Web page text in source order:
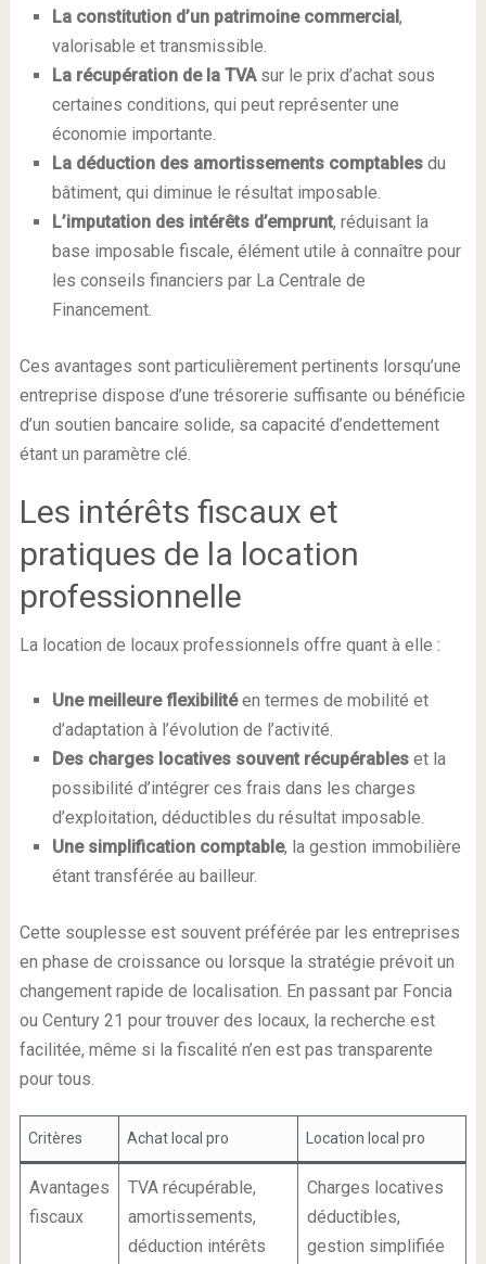
La constitution d’un patrimoine commercial,
valorisable et transmissible.
La récupération de la TVAsur le prix d’achat sous
certaines conditions, qui peut représenter une
économie importante.
La déduction des amortissements comptablesdu
bâtiment, qui diminue le résultat imposable.
L’imputation des intérêts d’emprunt, réduisant la
base imposable fiscale, élément utile à connaître pour
les conseils financiers par La Centrale de
Financement.
Ces avantages sont particulièrement pertinents lorsqu’une
entreprise dispose d’une trésorerie suffisante ou bénéficie
d’un soutien bancaire solide, sa capacité d’endettement
étant un paramètre clé.
Les intérêts fiscaux et
pratiques de la location
professionnelle
La location de locaux professionnels offre quant à elle :
Une meilleure flexibilitéen termes de mobilité et
d’adaptation à l’évolution de l’activité.
Des charges locatives souvent récupérableset la
possibilité d’intégrer ces frais dans les charges
d’exploitation, déductibles du résultat imposable.
Une simplification comptable, la gestion immobilière
étant transférée au bailleur.
Cette souplesse est souvent préférée par les entreprises
en phase de croissance ou lorsque la stratégie prévoit un
changement rapide de localisation. En passant par Foncia
ou Century 21 pour trouver des locaux, la recherche est
facilitée, même si la fiscalité n’en est pas transparente
pour tous.
Critères Achat local pro Location local pro
Avantages
fiscaux
TVA récupérable,
amortissements,
déduction intérêts
Charges locatives
déductibles,
gestion simplifiée